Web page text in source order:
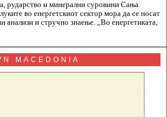
рударство и минерални суровини Сања
во енергетскиот сектор мора да се носат
анализи и стручно знаење. „Во енергетиката,
MACEDONIA